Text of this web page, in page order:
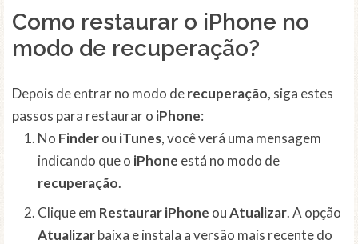
Como restaurar o iPhone no
modo de recuperação?
Depois de entrar no modo derecuperação, siga estes
passos para restaurar o iPhone:
No Finderou iTunes, você verá uma mensagem
indicando que o iPhone está no modo de
recuperação.
Clique em Restaurar iPhone ouAtualizar. A opção
Atualizarbaixa e instala a versão mais recente do